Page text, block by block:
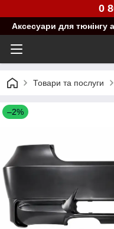
0
Аксесуари для
Товари та послуги
–2%